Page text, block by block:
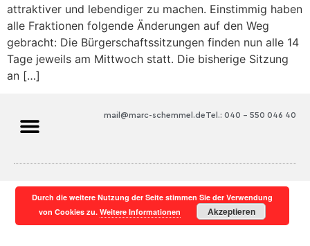
attraktiver und lebendiger zu machen. Einstimmig haben
alle Fraktionen folgende Änderungen auf den Weg
gebracht: Die Bürgerschaftssitzungen finden nun alle 14
Tage jeweils am Mittwoch statt. Die bisherige Sitzung
an […]
Tel.: 040 – 550 046 40
mail@marc-schemmel.de
Durch die weitere Nutzung der Seite stimmen Sie der Verwendung
von Cookies zu.Weitere Informationen Akzeptieren